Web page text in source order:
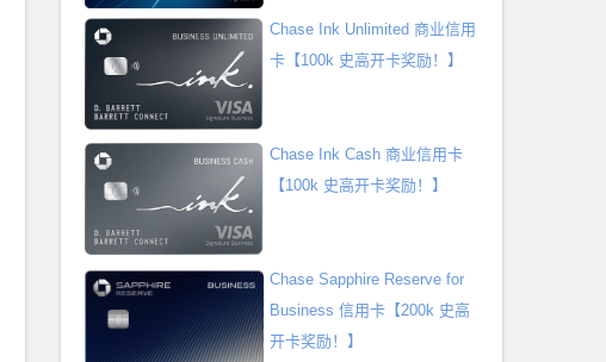
Chase Ink Unlimited 商业信用
卡【100k 史高开卡奖励！】
Chase Ink Cash 商业信用卡
【100k 史高开卡奖励！】
Chase Sapphire Reserve for
Business 信用卡【200k 史高
开卡奖励！】